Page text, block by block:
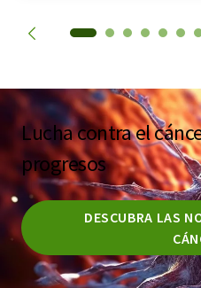
Lucha contra el
progresos
DESCUBRA LAS